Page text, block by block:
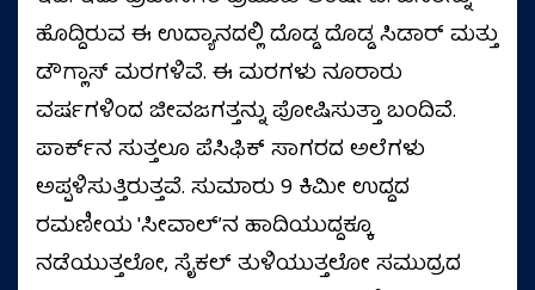
ಹೊದ್ದಿರುವ ಈ ಉದ್ಯಾನದಲ್ಲಿ ದೊಡ್ಡ ದೊಡ್ಡ ಸಿಡಾರ್ ಮತ್ತು
ಡೌಗ್ಲಾಸ್ ಮರಗಳಿವೆ. ಈ ಮರಗಳು ನೂರಾರು
ವರ್ಷಗಳಿಂದ ಜೀವಜಗತ್ತನ್ನು ಪೋಷಿಸುತ್ತಾ ಬಂದಿವೆ.
ಪಾರ್ಕ್‌ನ ಸುತ್ತಲೂ ಪೆಸಿಫಿಕ್ ಸಾಗರದ ಅಲೆಗಳು
ಅಪ್ಪಳಿಸುತ್ತಿರುತ್ತವೆ. ಸುಮಾರು 9 ಕಿಮೀ ಉದ್ದದ
ರಮಣೀಯ 'ಸೀವಾಲ್’ನ ಹಾದಿಯುದ್ದಕ್ಕೂ
ನಡೆಯುತ್ತಲೋ, ಸೈಕಲ್ ತುಳಿಯುತ್ತಲೋ ಸಮುದ್ರದ